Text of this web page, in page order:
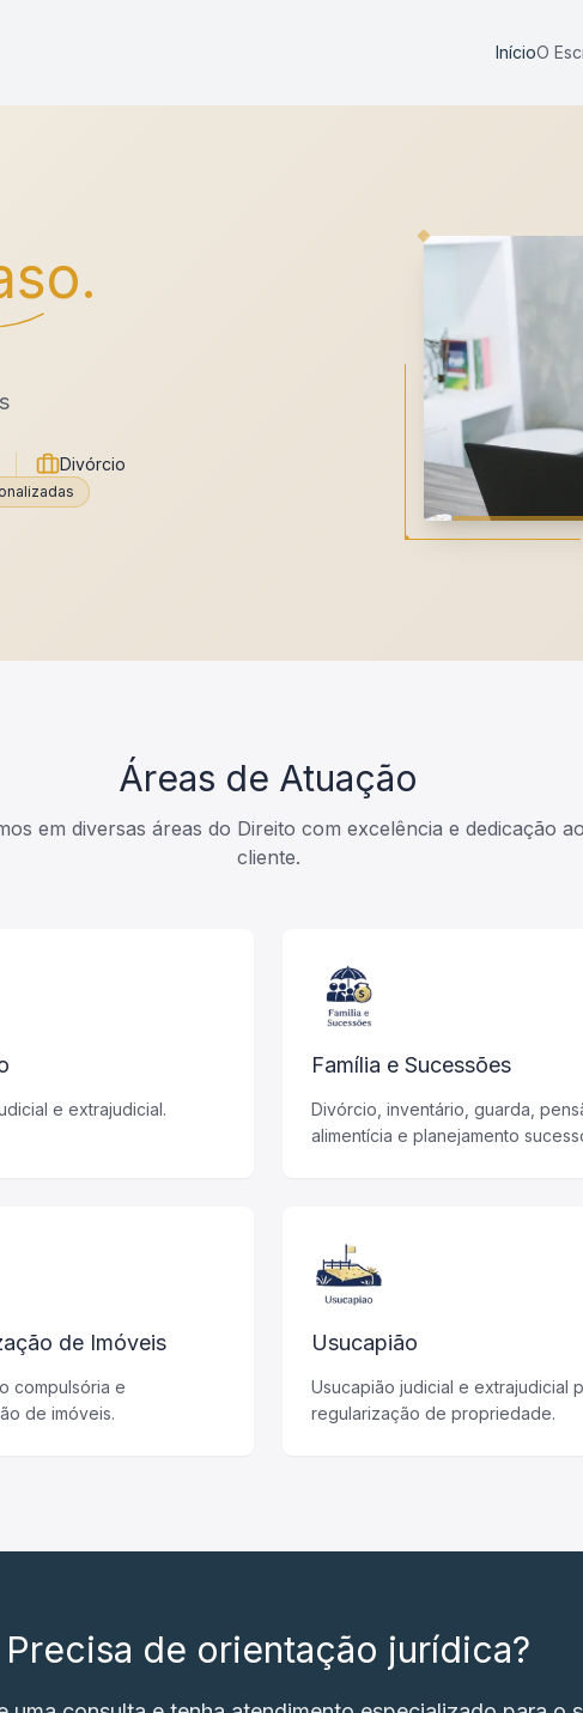
InícioO
Divórcio
Áreas de Atuação
em diversas áreas do Direito com excelência e dedicação ao
cliente.
e extrajudicial.
Família e Sucessões
Divórcio, inventário, guarda,
alimentícia e planejamento
de Imóveis
compulsória e
de imóveis.
Usucapião
Usucapião judicial e extrajudicial
regularização de propriedade.
Precisa de orientação jurídica?